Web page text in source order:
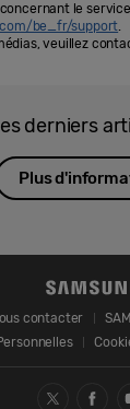
le
be_fr/support.
veuillez
derniers
Plus
contacter